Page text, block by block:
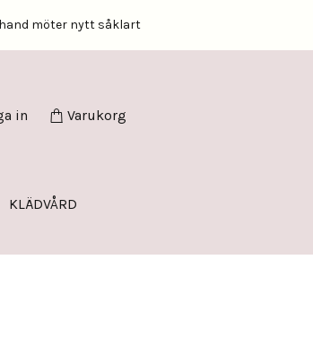
möter nytt såklart
in Varukorg
KLÄDVÅRD